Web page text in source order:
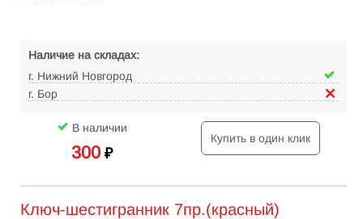
Наличие на складах:
г. Нижний Новгород
г. Бор
В наличии
300 ₽
Купить в один клик
Ключ-шестигранник 7пр.(красный)